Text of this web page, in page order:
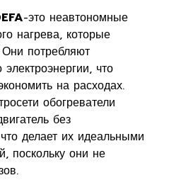
-это неавтономные
нагрева, которые
потребляют
что
на расходах.
обогреватели
без
делает их идеальными
поскольку они не